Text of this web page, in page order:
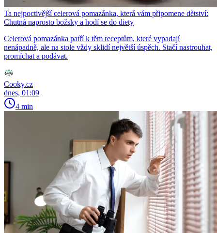
Ta nejpoctivější celerová pomazánka, která vám připomene dětství:
Chutná naprosto božsky a hodí se do diety
Celerová pomazánka patří k těm receptům, které vypadají
nenápadně, ale na stole vždy sklidí největší úspěch. Stačí nastrouhat,
promíchat a podávat.
Cooky.cz
dnes, 01:09
4 min